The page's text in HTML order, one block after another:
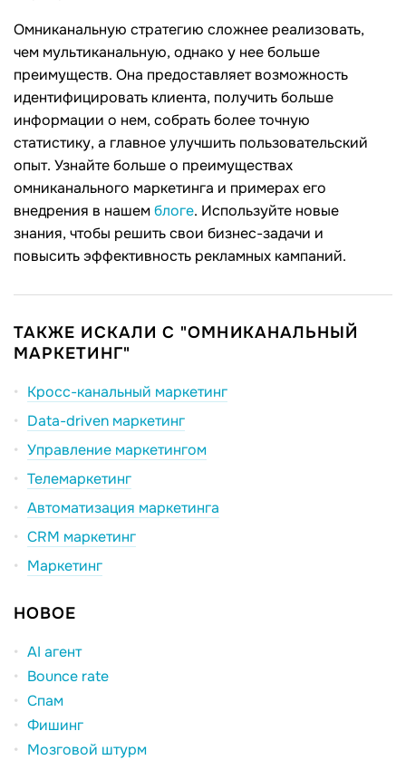
Омниканальную стратегию сложнее реализовать,
чем мультиканальную, однако у нее больше
преимуществ. Она предоставляет возможность
идентифицировать клиента, получить больше
информации о нем, собрать более точную
статистику, а главное улучшить пользовательский
опыт. Узнайте больше о преимуществах
омниканального маркетинга и примерах его
внедрения в нашемблоге. Используйте новые
знания, чтобы решить свои бизнес-задачи и
повысить эффективность рекламных кампаний.
ТАКЖЕ ИСКАЛИ С "ОМНИКАНАЛЬНЫЙ
МАРКЕТИНГ"
Кросс-канальный маркетинг
Data-driven маркетинг
Управление маркетингом
Телемаркетинг
Автоматизация маркетинга
CRM маркетинг
Маркетинг
НОВОЕ
AI агент
Bounce rate
Спам
Фишинг
Мозговой штурм